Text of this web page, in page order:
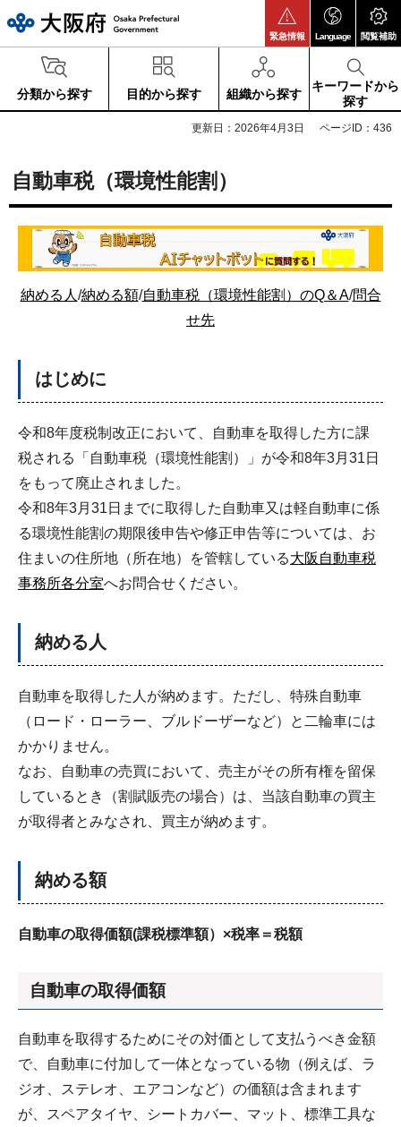
緊急情報 Language 閲覧補助
分類から探す 目的から探す 組織から探す
キーワードから
探す
更新日：2026年4月3日 ページID：436
自動車税（環境性能割）
納める人 /納める額/自動車税（環境性能割）のQ＆A/問合
せ先
はじめに
令和8年度税制改正において、自動車を取得した方に課
税される「自動車税（環境性能割）」が令和8年3月31日
をもって廃止されました。
令和8年3月31日までに取得した自動車又は軽自動車に係
る環境性能割の期限後申告や修正申告等については、お
住まいの住所地（所在地）を管轄している大阪自動車税
事務所各分室へお問合せください。
納める人
自動車を取得した人が納めます。ただし、特殊自動車
（ロード・ローラー、ブルドーザーなど）と二輪車には
かかりません。
なお、自動車の売買において、売主がその所有権を留保
しているとき（割賦販売の場合）は、当該自動車の買主
が取得者とみなされ、買主が納めます。
納める額
自動車の取得価額(課税標準額）×税率＝税額
自動車の取得価額
自動車を取得するためにその対価として支払うべき金額
で、自動車に付加して一体となっている物（例えば、ラ
ジオ、ステレオ、エアコンなど）の価額は含まれます
が、スペアタイヤ、シートカバー、マット、標準工具な